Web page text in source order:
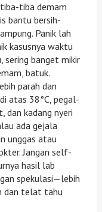
tiba demam
bantu bersih-
Panik lah
kasusnya waktu
sering banget mikir
batuk.
parah dan
atas 38°C, pegal-
dan kadang nyeri
ada gejala
unggas atau
Jangan self-
hasil lab
spekulasi—lebih
dan telat tahu